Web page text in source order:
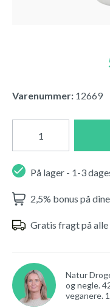
Varenummer: 12669
På lager - 1-3
2,5% bonus på
Gratis fragt på
Natur
og negle.
veganere.